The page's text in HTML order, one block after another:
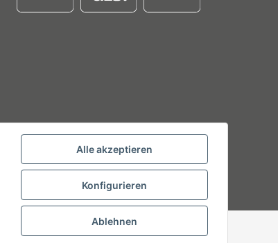
Alle akzeptieren
Konfigurieren
Ablehnen